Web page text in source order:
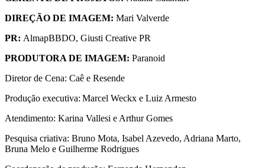
DIREÇÃO DE IMAGEM: Mari Valverde
PR: AlmapBBDO, Giusti Creative PR
PRODUTORA DE IMAGEM: Paranoid
Diretor de Cena: Caê e Resende
Produção executiva: Marcel Weckx e Luiz Armesto
Atendimento: Karina Vallesi e Arthur Gomes
Pesquisa criativa: Bruno Mota, Isabel Azevedo, Adriana Marto,
Bruna Melo e Guilherme Rodrigues